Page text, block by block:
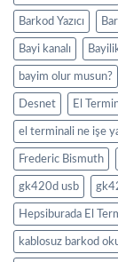
Barkod Yazıcı
Bayi kanalı
bayim olur musun?
Desnet El
el terminali ne işe
Frederic Bismuth
gk420d usb
Hepsiburada El
kablosuz barkod